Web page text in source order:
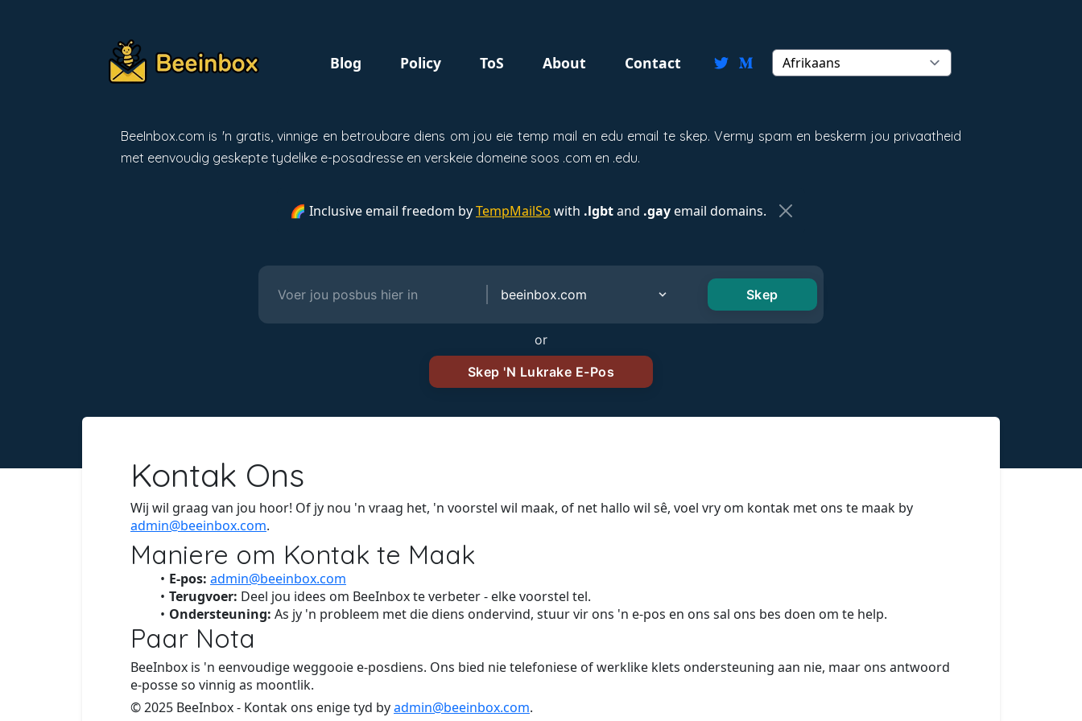
Blog Policy ToS About Contact
BeeInbox.com is 'n gratis, vinnige en betroubare diens om jou eie temp mail en edu email te skep. Vermy spam en beskerm jou privaatheid
met eenvoudig geskepte tydelike e-posadresse en verskeie domeine soos .com en .edu.
🌈 Inclusive email freedom byTempMailSo with .lgbtand .gayemail domains.
or
Kontak Ons
Wij wil graag van jou hoor! Of jy nou 'n vraag het, 'n voorstel wil maak, of net hallo wil sê, voel vry om kontak met ons te maak by
admin@beeinbox.com.
Maniere om Kontak te Maak
E-pos: admin@beeinbox.com
Terugvoer: Deel jou idees om BeeInbox te verbeter - elke voorstel tel.
Ondersteuning: As jy 'n probleem met die diens ondervind, stuur vir ons 'n e-pos en ons sal ons bes doen om te help.
Paar Nota
BeeInbox is 'n eenvoudige weggooie e-posdiens. Ons bied nie telefoniese of werklike klets ondersteuning aan nie, maar ons antwoord
e-posse so vinnig as moontlik.
© 2025 BeeInbox - Kontak ons enige tyd byadmin@beeinbox.com.